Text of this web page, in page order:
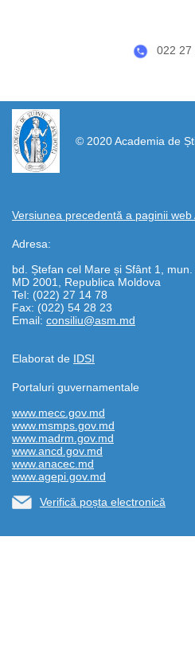
022 27
© 2020 Academia de
Versiunea precedentă a paginii web
Adresa:
bd. Ștefan cel Mare și Sfânt 1, mun.
MD 2001, Republica Moldova
Tel: (022) 27 14 78
Fax: (022) 54 28 23
Email: consiliu@asm.md
Elaborat de IDSI
https://propletenie.ru/
Portaluri guvernamentale
www.mecc.gov.md
www.msmps.gov.md
www.madrm.gov.md
www.ancd.gov.md
www.anacec.md
www.agepi.gov.md
Verifică poșta electronică